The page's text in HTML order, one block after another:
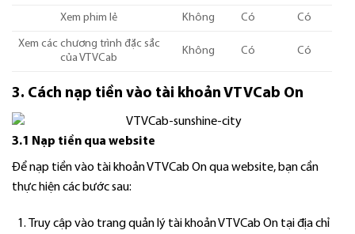
Xem phim lẻ Không Có Có
Xem các chương trình đặc sắc
của VTVCab
Không Có Có
3. Cách nạp tiền vào tài khoản VTVCab On
3.1 Nạp tiền qua website
Để nạp tiền vào tài khoản VTVCab On qua website, bạn cần
thực hiện các bước sau:
Truy cập vào trang quản lý tài khoản VTVCab On tại địa chỉ